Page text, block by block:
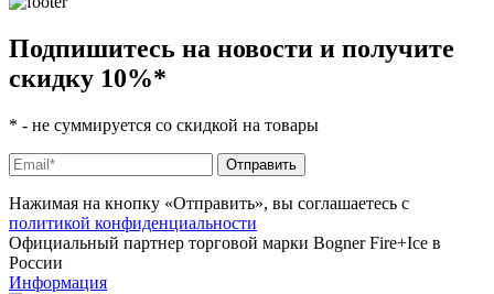
Подпишитесь на новости и получите
скидку 10%*
* - не суммируется со скидкой на товары
Нажимая на кнопку «Отправить», вы соглашаетесь с
политикой конфиденциальности
Официальный партнер торговой марки Bogner Fire+Ice в
России
Информация